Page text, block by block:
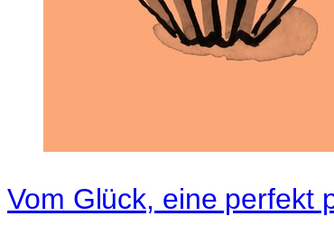
Vom Glück, eine perfekt